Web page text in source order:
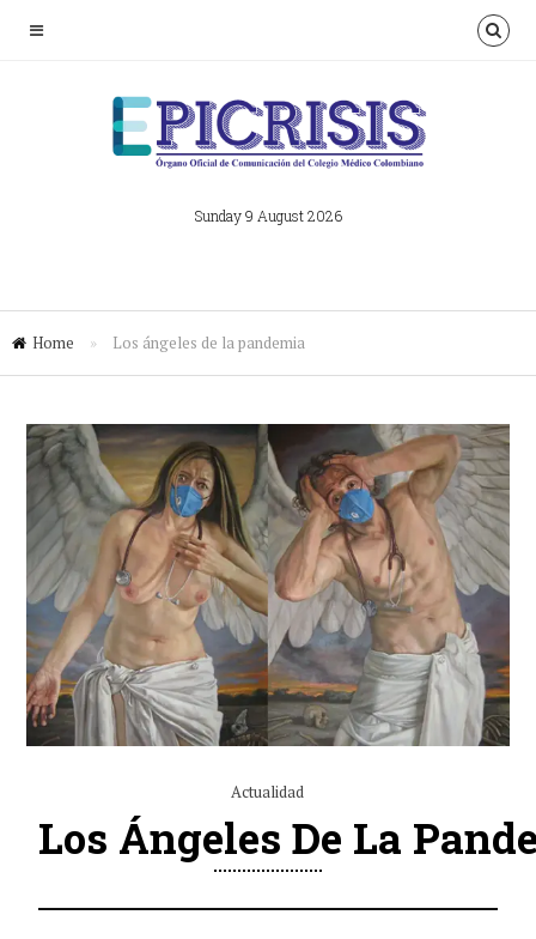
Sunday 9 August 2026
Home » Los ángeles de la pandemia
Actualidad
Los Ángeles De La